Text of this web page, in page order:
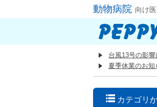
動物病院 向け
台風13号の影
夏季休業のお知
カテゴリ